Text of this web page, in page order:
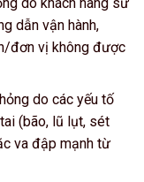
dẫn vận hành,
đơn vị không được
do các yếu tố
(bão, lũ lụt, sét
va đập mạnh từ